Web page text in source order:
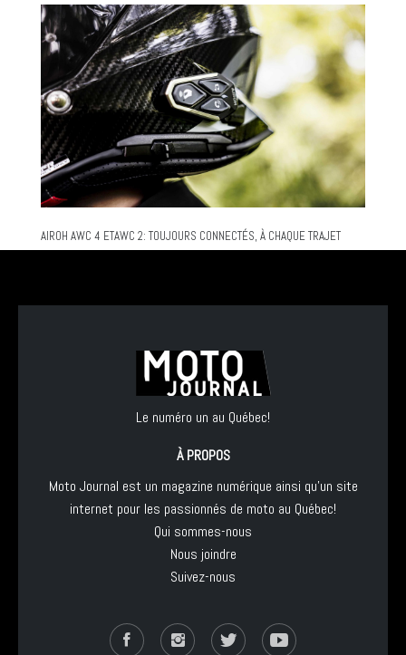
AIROH AWC 4 ETAWC 2: TOUJOURS CONNECTÉS, À CHAQUE TRAJET
Le numéro un au Québec!
À PROPOS
Moto Journal est un magazine numérique ainsi qu'un site
internet pour les passionnés de moto au Québec!
Qui sommes-nous
Nous joindre
Suivez-nous